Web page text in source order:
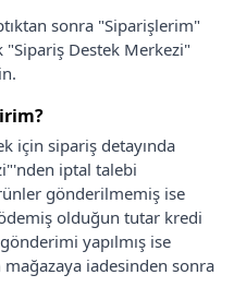
sonra "Siparişlerim"
Destek Merkezi"
için sipariş detayında
iptal talebi
gönderilmemiş ise
olduğun tutar kredi
yapılmış ise
iadesinden sonra